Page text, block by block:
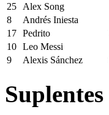
25
Alex Song
8
Andrés Iniesta
17 Pedrito
10 Leo Messi
9
Alexis Sánchez
Suplentes